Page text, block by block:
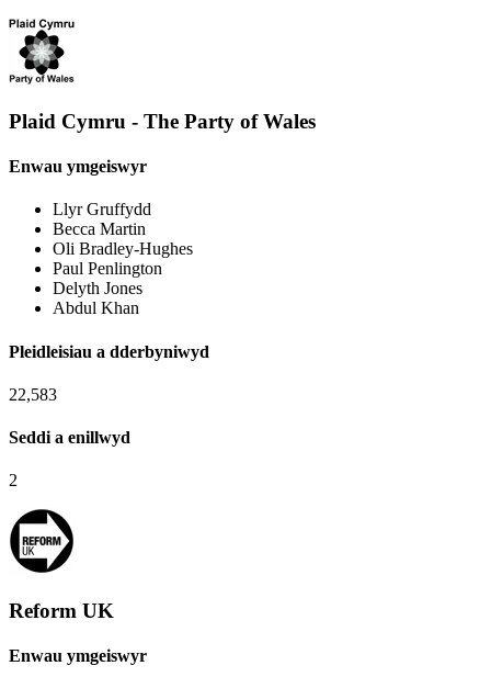
Plaid Cymru - The Party of Wales
Enwau ymgeiswyr
Llyr Gruffydd
Becca Martin
Oli Bradley-Hughes
Paul Penlington
Delyth Jones
Abdul Khan
Pleidleisiau a dderbyniwyd
22,583
Seddi a enillwyd
2
Reform UK
Enwau ymgeiswyr